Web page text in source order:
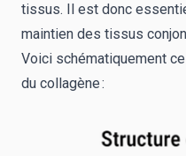
tissus. Il est donc
maintien des tissus
Voici schématiquement
du collagène :